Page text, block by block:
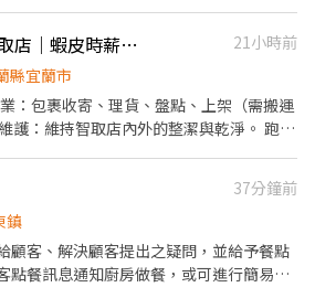
早晚🏍️宜蘭文昌 - 智取店｜蝦皮時薪｜時薪204-244｜＃無經驗可＃排班彈性
21小時前
縣宜蘭市
：包裹收寄、理貨、盤點、上架（需搬運
護：維持智取店內外的整潔與乾淨。 跑
點津貼 $8/小時 ＝ 實際時薪,如下： ■ 早
224 ■ 夜班：時薪244 🎓 提供線上課程
有薪水） - ⏰ 【班別_固定班別，不需輪
2-6 小時，視當日貨量多寡彈性調整延長
37分鐘前
鎮
顧客、解決顧客提出之疑問，並給予餐點
點餐訊息通知廚房做餐，或可進行簡易餐